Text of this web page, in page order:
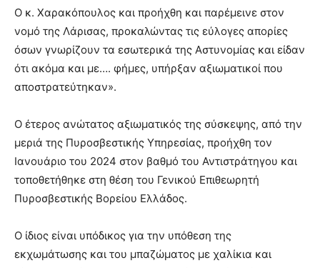
Ο κ. Χαρακόπουλος και προήχθη και παρέμεινε στον
νομό της Λάρισας, προκαλώντας τις εύλογες απορίες
όσων γνωρίζουν τα εσωτερικά της Αστυνομίας και είδαν
ότι ακόμα και με…. φήμες, υπήρξαν αξιωματικοί που
αποστρατεύτηκαν».
Ο έτερος ανώτατος αξιωματικός της σύσκεψης, από την
μεριά της Πυροσβεστικής Υπηρεσίας, προήχθη τον
Ιανουάριο του 2024 στον βαθμό του Αντιστράτηγου και
τοποθετήθηκε στη θέση του Γενικού Επιθεωρητή
Πυροσβεστικής Βορείου Ελλάδος.
Ο ίδιος είναι υπόδικος για την υπόθεση της
εκχωμάτωσης και του μπαζώματος με χαλίκια και